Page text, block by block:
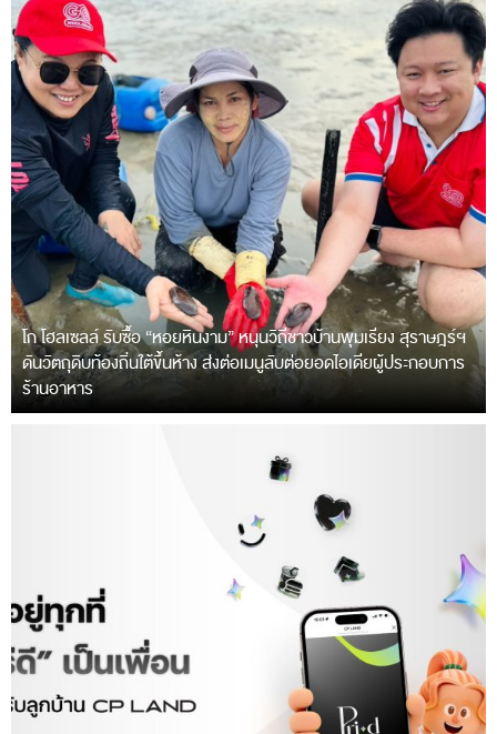
โก โฮลเซลล์ รับซื้อ “หอยหินงาม” หนุนวิถีชาวบ้านพุมเรียง สุราษฎร์ฯ
ดันวัตถุดิบท้องถิ่นใต้ขึ้นห้าง ส่งต่อเมนูลับต่อยอดไอเดียผู้ประกอบการ
ร้านอาหาร